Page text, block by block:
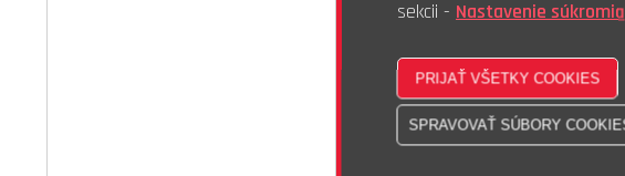
sekcii - Nastavenie súkromia